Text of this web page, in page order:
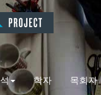
학자 목회자